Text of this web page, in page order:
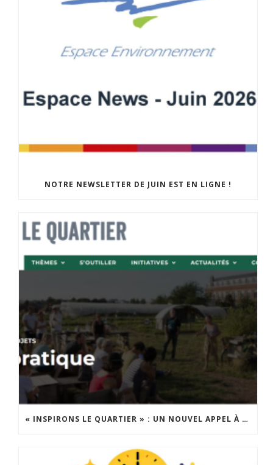
NOTRE NEWSLETTER DE JUIN EST EN LIGNE !
« INSPIRONS LE QUARTIER » : UN NOUVEL APPEL À PROJETS EST LANCÉ !